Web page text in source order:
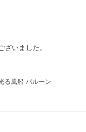
いました。
る風船 バルーン